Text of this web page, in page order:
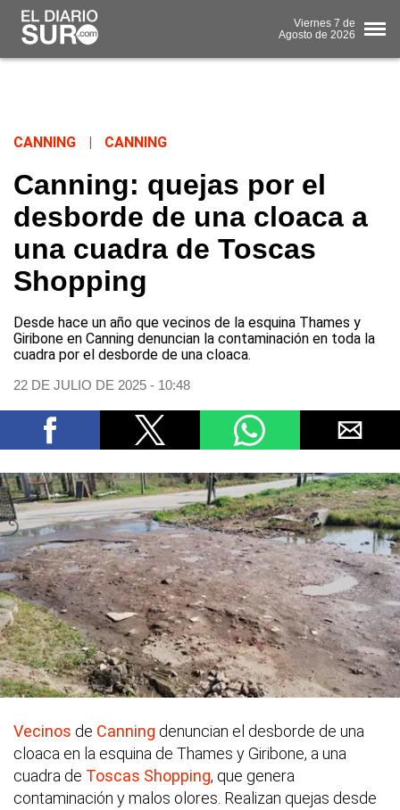
Viernes 7 de
Agosto de 2026
CANNING CANNING
Canning: quejas por el
desborde de una cloaca a
una cuadra de Toscas
Shopping
Desde hace un año que vecinos de la esquina Thames y
Giribone en Canning denuncian la contaminación en toda la
cuadra por el desborde de una cloaca.
22 DE JULIO DE 2025 - 10:48
Vecinos de Canning denuncian el desborde de una
cloaca en la esquina de Thames y Giribone, a una
cuadra de Toscas Shopping, que genera
contaminación y malos olores. Realizan quejas desde